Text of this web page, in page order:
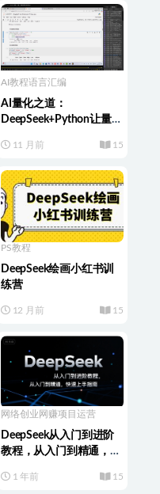
AI教程语言汇编
AI量化之道：
DeepSeek+Python让量化
11 月前 15
PS教程
DeepSeek绘画小红书训
练营
12 月前 15
网络创业 网赚项目运营
DeepSeek从入门到进阶
教程，从入门到精通，快
1 年前 15